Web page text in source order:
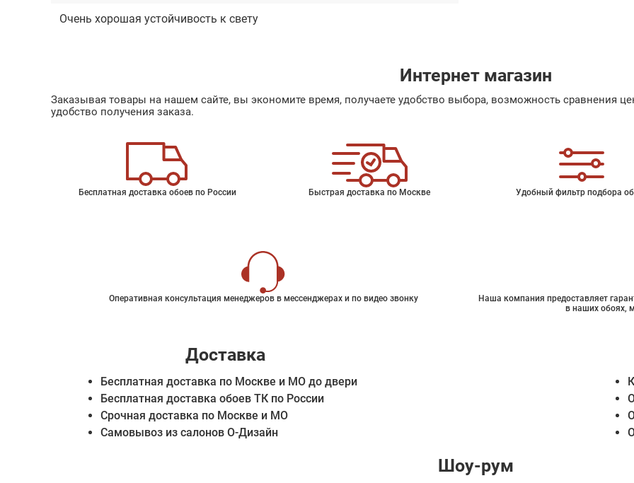
Очень хорошая устойчивость к свету
Интернет магазин
Заказывая товары на нашем сайте, вы экономите время, получаете удобство выбора, возможность сравнения
удобство получения заказа.
Бесплатная доставка обоев по России Быстрая доставка по Москве Удобный фильтр подбора
Оперативная консультация менеджеров в мессенджерах и по видео звонку
Наша компания предоставляет
в наших обоях,
Доставка
Бесплатная доставка по Москве и МО до двери
Бесплатная доставка обоев ТК по России
Срочная доставка по Москве и МО
Самовывоз из салонов О-Дизайн
Шоу-рум